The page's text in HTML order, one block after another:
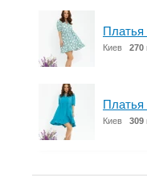
Платья
Киев 270
Платья
Киев 309